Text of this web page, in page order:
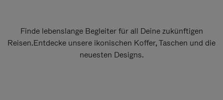
Finde lebenslange Begleiter für all Deine zukünftigen
Reisen.Entdecke unsere ikonischen Koffer, Taschen und die
neuesten Designs.